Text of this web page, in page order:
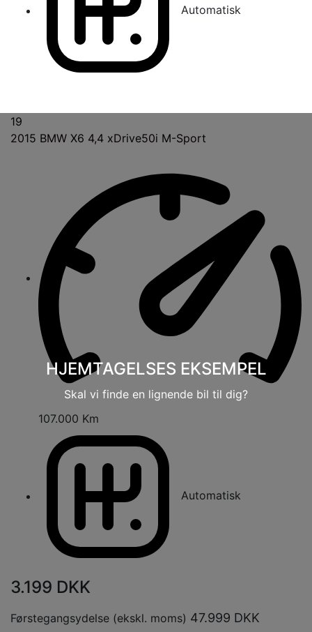
Automatisk
19
HJEMTAGELSES EKSEMPEL
Skal vi finde en lignende bil til dig?
2015 BMW X6 4,4 xDrive50i M-Sport
107.000 Km
Automatisk
3.199 DKK
Førstegangsydelse (ekskl. moms) 47.999 DKK